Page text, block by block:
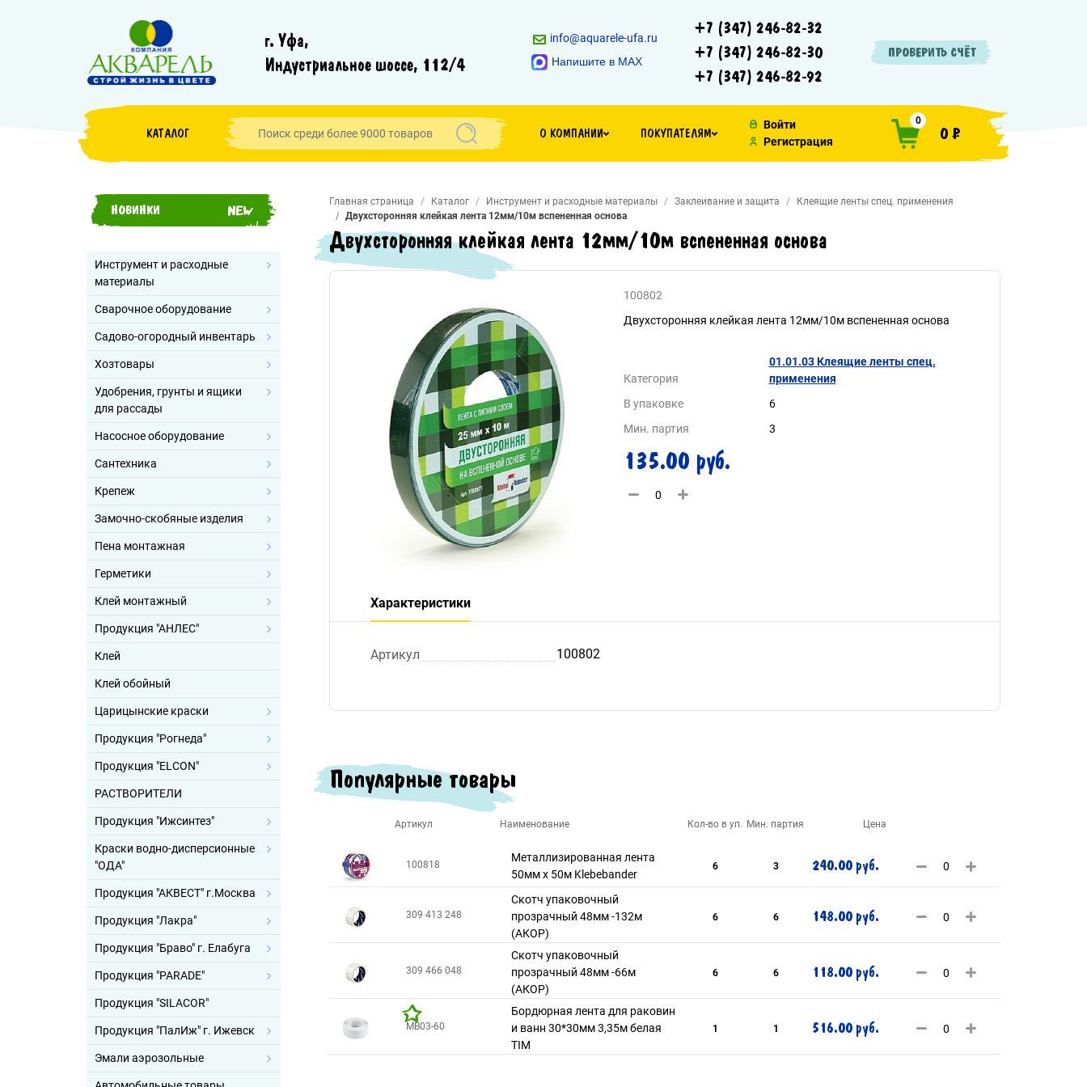
г. Уфа,
Индустриальное шоссе, 112/4
info@aquarele-ufa.ru
Напишите в MAX
+7 (347) 246-82-32
+7 (347) 246-82-30
+7 (347) 246-82-92
ПРОВЕРИТЬ СЧЁТ
КАТАЛОГ О КОМПАНИИ ПОКУПАТЕЛЯМ
Войти
Регистрация
0
0 ₽
НОВИНКИ
Инструмент и расходные
материалы
Сварочное оборудование
Садово-огородный инвентарь
Хозтовары
Удобрения, грунты и ящики
для рассады
Насосное оборудование
Сантехника
Крепеж
Замочно-скобяные изделия
Пена монтажная
Герметики
Клей монтажный
Продукция "АНЛЕС"
Клей
Клей обойный
Царицынские краски
Продукция "Рогнеда"
Продукция "ELCON"
РАСТВОРИТЕЛИ
Продукция "Ижсинтез"
Краски водно-дисперсионные
"ОДА"
Продукция "АКВЕСТ" г.Москва
Продукция "Лакра"
Продукция "Браво" г. Елабуга
Продукция "PARADE"
Продукция "SILACOR"
Продукция "ПалИж" г. Ижевск
Эмали аэрозольные
Главная страница Каталог Инструмент и расходные материалы Заклеивание и защита
Клеящие ленты спец. применения
Двухсторонняя клейкая лента 12мм/10м вспененная основа
Двухсторонняя клейкая лента 12мм/10м вспененная основа
100802
Двухсторонняя клейкая лента 12мм/10м вспененная основа
Категория
01.01.03 Клеящие ленты спец.
применения
В упаковке
6
Мин. партия
3
135.00 руб.
Характеристики
Артикул 100802
Популярные товары
Артикул Наименование Кол-во в уп. Мин. партия Цена
100818
Металлизированная лента
50мм х 50м Klebebander
6 3 240.00 руб.
309 413 248
Скотч упаковочный
прозрачный 48мм -132м
(АКОР)
6 6 148.00 руб.
309 466 048
Скотч упаковочный
прозрачный 48мм -66м
(АКОР)
6 6 118.00 руб.
MB03-60
Бордюрная лента для раковин
и ванн 30*30мм 3,35м белая
TIM
1 1 516.00 руб.